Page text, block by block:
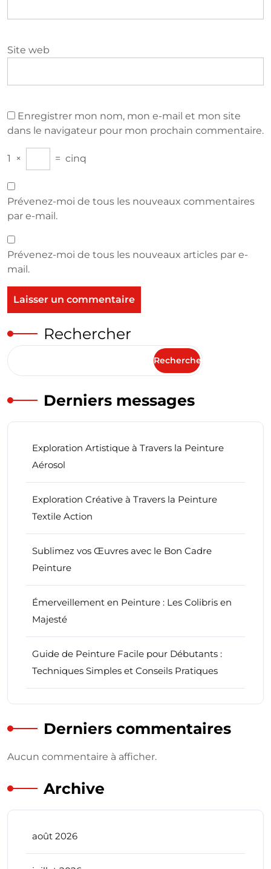
Site web
Enregistrer mon nom, mon e-mail et mon site
dans le navigateur pour mon prochain commentaire.
1 × = cinq
Prévenez-moi de tous les nouveaux commentaires
par e-mail.
Prévenez-moi de tous les nouveaux articles par e-
mail.
Rechercher
Rechercher
Derniers messages
Exploration Artistique à Travers la Peinture
Aérosol
Exploration Créative à Travers la Peinture
Textile Action
Sublimez vos Œuvres avec le Bon Cadre
Peinture
Émerveillement en Peinture : Les Colibris en
Majesté
Guide de Peinture Facile pour Débutants :
Techniques Simples et Conseils Pratiques
Derniers commentaires
Aucun commentaire à afficher.
Archive
août 2026